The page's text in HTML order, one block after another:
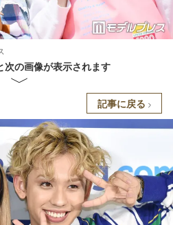
次の画像が表示されます
記事に戻る